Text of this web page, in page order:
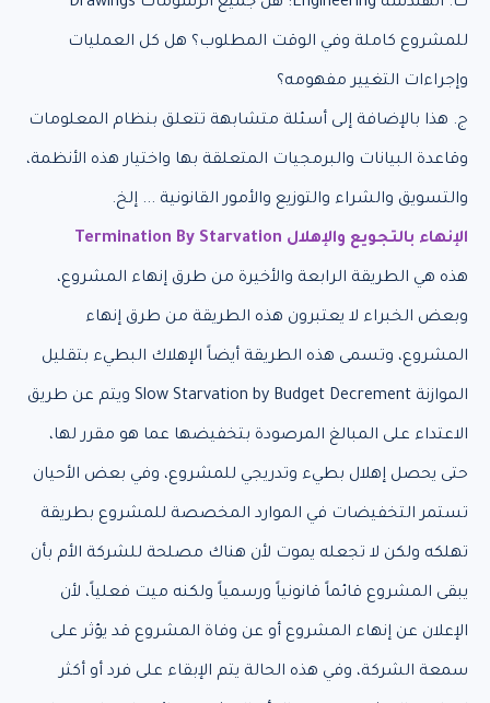
للمشروع كاملة وفي الوقت المطلوب؟ هل كل العمليات
وإجراءات التغيير مفهومه؟
ج. هذا بالإضافة إلى أسئلة متشابهة تتعلق بنظام المعلومات
وقاعدة البيانات والبرمجيات المتعلقة بها واختيار هذه الأنظمة،
والتسويق والشراء والتوزيع والأمور القانونية ... إلخ.
الإنهاء بالتجويع والإهلال Termination By Starvation
هذه هي الطريقة الرابعة والأخيرة من طرق إنهاء المشروع،
وبعض الخبراء لا يعتبرون هذه الطريقة من طرق إنهاء
المشروع، وتسمى هذه الطريقة أيضاً الإهلاك البطيء بتقليل
الموازنة Slow Starvation by Budget Decrement ويتم عن طريق
الاعتداء على المبالغ المرصودة بتخفيضها عما هو مقرر لها،
حتى يحصل إهلال بطيء وتدريجي للمشروع، وفي بعض الأحيان
تستمر التخفيضات في الموارد المخصصة للمشروع بطريقة
تهلكه ولكن لا تجعله يموت لأن هناك مصلحة للشركة الأم بأن
يبقى المشروع قائماً قانونياً ورسمياً ولكنه ميت فعلياً، لأن
الإعلان عن إنهاء المشروع أو عن وفاة المشروع قد يؤثر على
سمعة الشركة، وفي هذه الحالة يتم الإبقاء على فرد أو أكثر